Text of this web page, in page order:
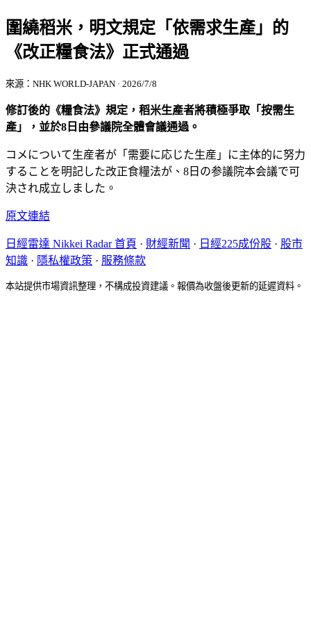
圍繞稻米，明文規定「依需求生產」的
《改正糧食法》正式通過
來源：NHK WORLD-JAPAN · 2026/7/8
修訂後的《糧食法》規定，稻米生產者將積極爭取「按需生
產」，並於8日由參議院全體會議通過。
コメについて生産者が「需要に応じた生産」に主体的に努力
することを明記した改正食糧法が、8日の参議院本会議で可
決され成立しました。
原文連結
日經雷達 Nikkei Radar 首頁 · 財經新聞 · 日經225成份股 · 股市
知識 · 隱私權政策 · 服務條款
本站提供市場資訊整理，不構成投資建議。報價為收盤後更新的延遲資料。